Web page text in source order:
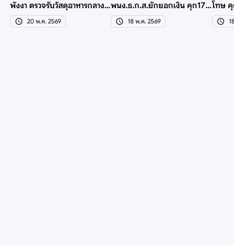
พังงา ตรวจรับวัสดุอาหารกลาง
วันเด็กมิชอบ
20 พ.ค. 2569
พนง.ธ.ก.ส.ยักยอกเงิน คุก174
ปี 522 ด. รอลงอาญา
18 พ.ค. 2569
โทษ
หนอง